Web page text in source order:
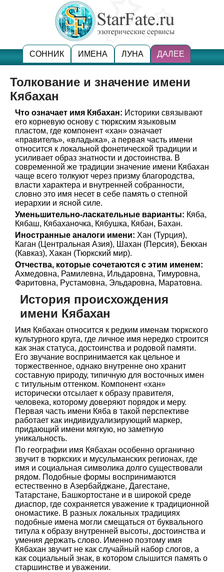
СОННИК ИМЕНА ЛУНА ДАЛЕЕ
Толкование и значение имени
Кябахан
Что означает имя Кябахан: Историки связывают
его корневую основу с тюркским языковым
пластом, где компонент «хан» означает
«правитель», «владыка», а первая часть имени
относится к локальной фонетической традиции и
усиливает образ знатности и достоинства. В
современной же традиции значение имени Кябахан
чаще всего толкуют через призму благородства,
власти характера и внутренней собранности,
словно это имя несет в себе память о степной
иерархии и ясной силе.
Уменьшительно-ласкательные варианты: Кяба,
Кябаш, Кябаханочка, Кябушка, Кябан, Бахан.
Иностранные аналоги имени: Хан (Турция),
Каган (Центральная Азия), Шахан (Персия), Бекхан
(Кавказ), Хакан (Тюркский мир).
Отчества, которые сочетаются с этим именем:
Ахмедовна, Рамилевна, Ильдаровна, Тимуровна,
Фаритовна, Рустамовна, Эльдаровна, Маратовна.
История происхождения
имени Кябахан
Имя Кябахан относится к редким именам тюркского
культурного круга, где личное имя нередко строится
как знак статуса, достоинства и родовой памяти.
Его звучание воспринимается как цельное и
торжественное, однако внутренне оно хранит
составную природу, типичную для восточных имен
с титульным оттенком. Компонент «хан»
исторически отсылает к образу правителя,
человека, которому доверяют порядок и меру.
Первая часть имени Кяба в такой перспективе
работает как индивидуализирующий маркер,
придающий имени мягкую, но заметную
уникальность.
По географии имя Кябахан особенно органично
звучит в тюркских и мусульманских регионах, где
имя и социальная символика долго существовали
рядом. Подобные формы воспринимаются
естественно в Азербайджане, Дагестане,
Татарстане, Башкортостане и в широкой среде
диаспор, где сохраняется уважение к традиционной
ономастике. В разных локальных традициях
подобные имена могли смещаться от буквального
титула к образу внутренней высоты, достоинства и
умения держать слово. Именно поэтому имя
Кябахан звучит не как случайный набор слогов, а
как социальный знак, в котором слышится память о
старшинстве и уважении.